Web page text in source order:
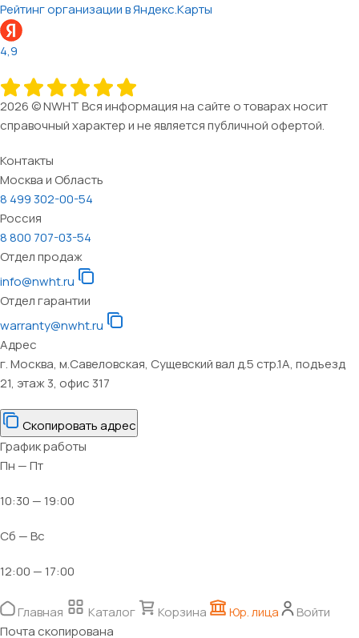
Рейтинг организации в Яндекс.Карты
4,9
2026 © NWHT Вся информация на сайте о товарах носит
справочный характер и не является публичной офертой.
Контакты
Москва и Область
8 499 302-00-54
Россия
8 800 707-03-54
Отдел продаж
info@nwht.ru
Отдел гарантии
warranty@nwht.ru
Адрес
г. Москва, м.Савеловская, Сущевский вал д.5 стр.1А, подъезд
21, этаж 3, офис 317
Скопировать адрес
График работы
Пн — Пт
10:30 — 19:00
Сб — Вс
12:00 — 17:00
Главная Каталог Корзина Юр. лица
Войти
Почта скопирована